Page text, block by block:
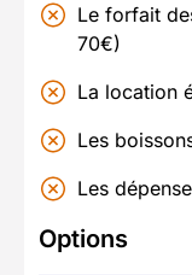
Le forfait
70€)
La location
Les
Les
Options